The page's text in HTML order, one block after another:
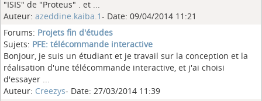
"ISIS" de "Proteus" . et ...
Auteur: azeddine.kaiba.1- Date: 09/04/2014 11:21
Forums: Projets fin d'études
Sujets: PFE: télécommande interactive
Bonjour, je suis un étudiant et je travail sur la conception et la
réalisation d'une télécommande interactive, et j'ai choisi
d'essayer ...
Auteur: Creezys- Date: 27/03/2014 11:39